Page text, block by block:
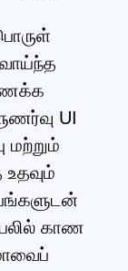
UI
மற்றும்
காண